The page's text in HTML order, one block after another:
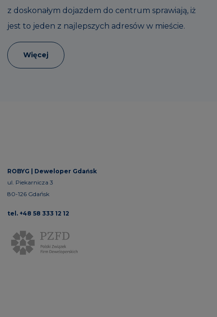
z doskonałym dojazdem do centrum sprawiają, iż
jest to jeden z najlepszych adresów w mieście.
Więcej
ROBYG | Deweloper Gdańsk
ul. Piekarnicza 3
80-126 Gdańsk
tel. +48 58 333 12 12